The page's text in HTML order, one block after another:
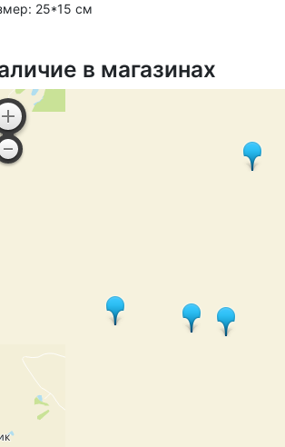
25*15 см
в магазинах